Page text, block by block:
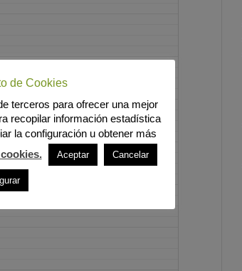
de Cookies
terceros para ofrecer una mejor
recopilar información estadística
la configuración u obtener más
Aceptar Cancelar